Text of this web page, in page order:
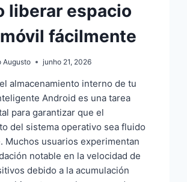
liberar espacio
fácilmente
Augusto junho 21, 2026
almacenamiento interno de tu
Android es una tarea
para garantizar que el
del sistema operativo sea fluido
Muchos usuarios experimentan
notable en la velocidad de
debido a la acumulación